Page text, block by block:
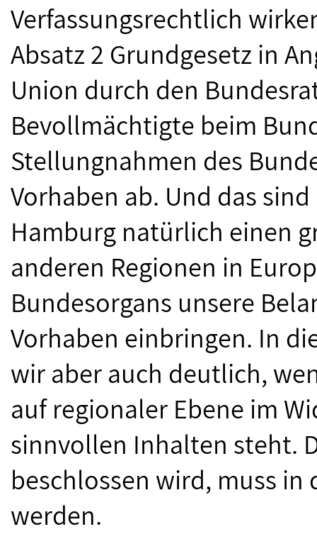
Verfassungsrechtlich
Absatz 2 Grundgesetz in
Union durch den
Bevollmächtigte beim
Stellungnahmen des
Vorhaben ab. Und das
Hamburg natürlich einen
anderen Regionen in
Bundesorgans unsere
Vorhaben einbringen. In
wir aber auch deutlich,
auf regionaler Ebene im
sinnvollen Inhalten steht.
beschlossen wird, muss
werden.